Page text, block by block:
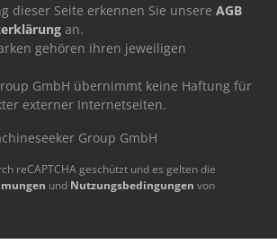
dieser Seite erkennen Sie unsere AGB
an.
gehören ihren jeweiligen
GmbH übernimmt keine Haftung für
externer Internetseiten.
Group GmbH
reCAPTCHA geschützt und es gelten die
und Nutzungsbedingungen von